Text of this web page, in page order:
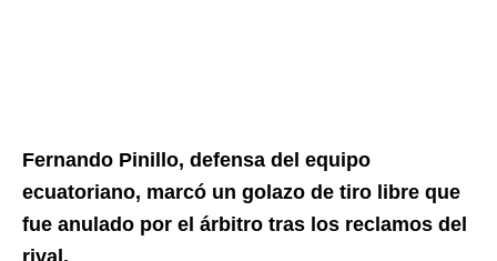
Fernando Pinillo, defensa del equipo
ecuatoriano, marcó un golazo de tiro libre que
fue anulado por el árbitro tras los reclamos del
rival.